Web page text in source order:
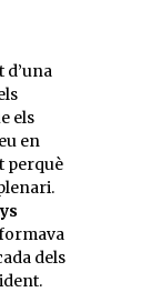
d’una
els
en
perquè
dels